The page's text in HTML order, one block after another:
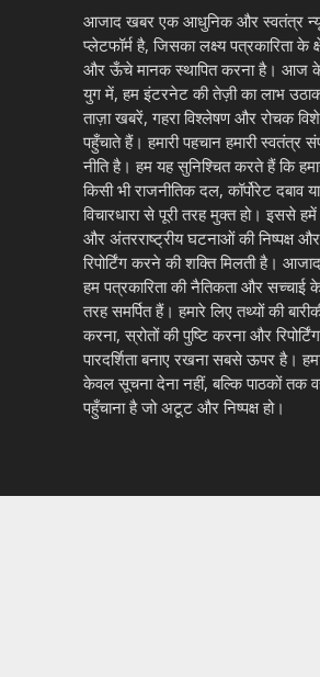
आजाद खबर एक आधुनिक और स्वतंत्र
प्लेटफॉर्म है, जिसका लक्ष्य पत्रकारिता के
और ऊँचे मानक स्थापित करना है। आज
युग में, हम इंटरनेट की तेज़ी का लाभ
ताज़ा खबरें, गहरा विश्लेषण और रोचक
पहुँचाते हैं। हमारी पहचान हमारी स्वतंत्र
नीति है। हम यह सुनिश्चित करते हैं कि
किसी भी राजनीतिक दल, कॉर्पोरेट दबाव
विचारधारा से पूरी तरह मुक्त हो। इससे हमें
और अंतरराष्ट्रीय घटनाओं की निष्पक्ष
रिपोर्टिंग करने की शक्ति मिलती है।
हम पत्रकारिता की नैतिकता और सच्चाई के
तरह समर्पित हैं। हमारे लिए तथ्यों की
करना, स्रोतों की पुष्टि करना और
पारदर्शिता बनाए रखना सबसे ऊपर है।
केवल सूचना देना नहीं, बल्कि पाठकों तक
पहुँचाना है जो अटूट और निष्पक्ष हो।